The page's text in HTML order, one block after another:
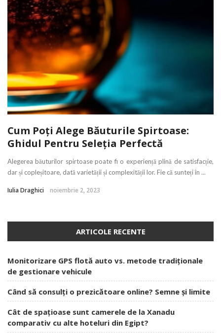
Cum Poți Alege Băuturile Spirtoase:
Ghidul Pentru Seleția Perfectă
Alegerea băuturilor spirtoase poate fi o experiență plină de satisfacție,
dar și copleșitoare, dată varietății și complexității lor. Fie că sunteți în ...
Iulia Draghici noiembrie 2, 2023
ARTICOLE RECENTE
Monitorizare GPS flotă auto vs. metode tradiționale
de gestionare vehicule
Când să consulți o prezicătoare online? Semne și limite
Cât de spațioase sunt camerele de la Xanadu
comparativ cu alte hoteluri din Egipt?